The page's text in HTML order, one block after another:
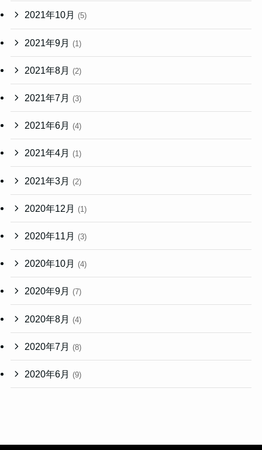
2021年10月 (5)
2021年9月 (1)
2021年8月 (2)
2021年7月 (3)
2021年6月 (4)
2021年4月 (1)
2021年3月 (2)
2020年12月 (1)
2020年11月 (3)
2020年10月 (4)
2020年9月 (7)
2020年8月 (4)
2020年7月 (8)
2020年6月 (9)